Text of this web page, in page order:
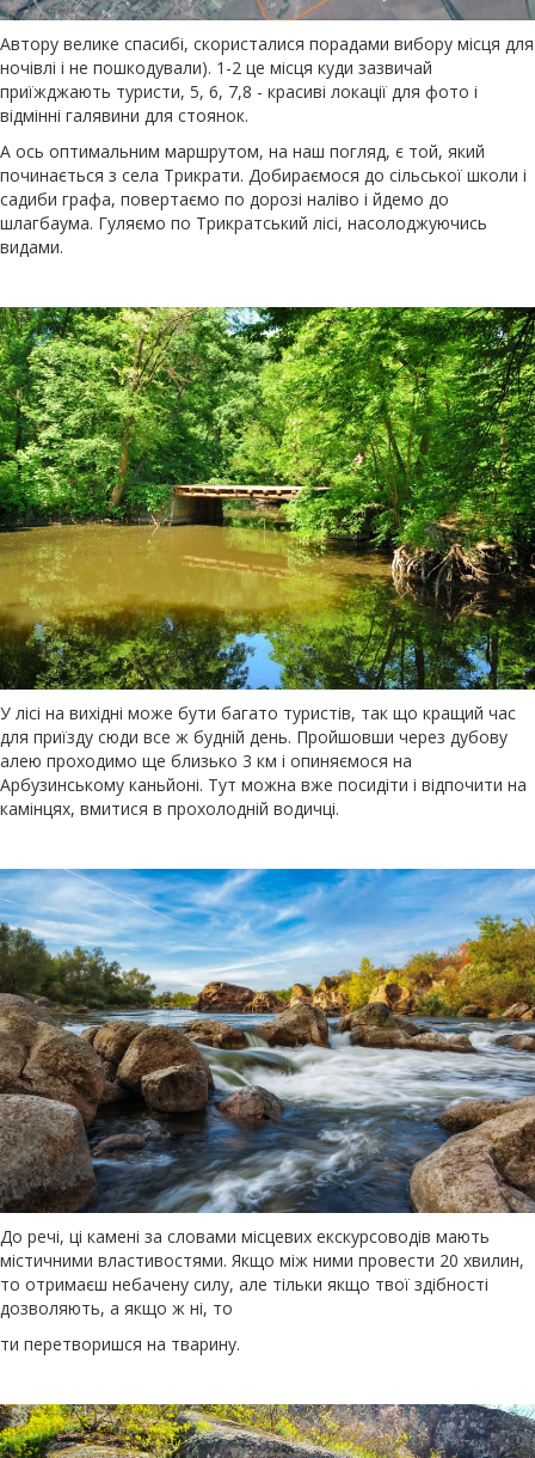
Автору велике спасибі, скористалися порадами вибору місця для
ночівлі і не пошкодували). 1-2 це місця куди зазвичай
приїжджають туристи, 5, 6, 7,8 - красиві локації для фото і
відмінні галявини для стоянок.
А ось оптимальним маршрутом, на наш погляд, є той, який
починається з села Трикрати. Добираємося до сільської школи і
садиби графа, повертаємо по дорозі наліво і йдемо до
шлагбаума. Гуляємо по Трикратський лісі, насолоджуючись
видами.
У лісі на вихідні може бути багато туристів, так що кращий час
для приїзду сюди все ж будній день. Пройшовши через дубову
алею проходимо ще близько 3 км і опиняємося на
Арбузинському каньйоні. Тут можна вже посидіти і відпочити на
камінцях, вмитися в прохолодній водичці.
До речі, ці камені за словами місцевих екскурсоводів мають
містичними властивостями. Якщо між ними провести 20 хвилин,
то отримаєш небачену силу, але тільки якщо твої здібності
дозволяють, а якщо ж ні, то
ти перетворишся на тварину.